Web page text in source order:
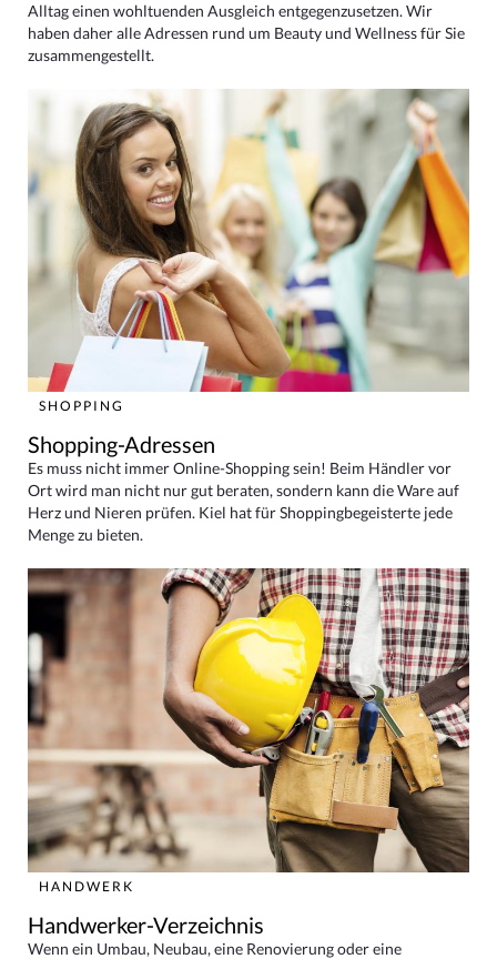
Alltag einen wohltuenden Ausgleich entgegenzusetzen. Wir
haben daher alle Adressen rund um Beauty und Wellness für Sie
zusammengestellt.
SHOPPING
Shopping-Adressen
Es muss nicht immer Online-Shopping sein! Beim Händler vor
Ort wird man nicht nur gut beraten, sondern kann die Ware auf
Herz und Nieren prüfen. Kiel hat für Shoppingbegeisterte jede
Menge zu bieten.
HANDWERK
Handwerker-Verzeichnis
Wenn ein Umbau, Neubau, eine Renovierung oder eine